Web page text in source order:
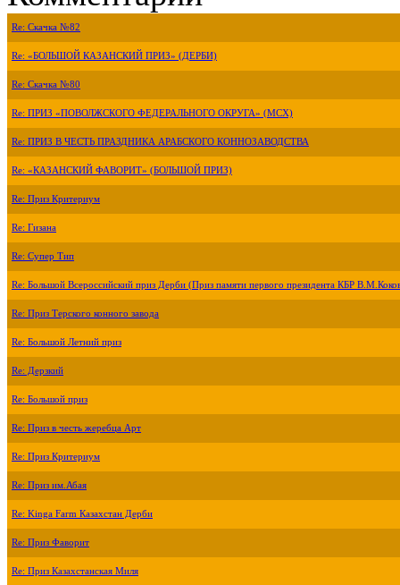
Re: Скачка №82
Re: «БОЛЬШОЙ КАЗАНСКИЙ ПРИЗ» (ДЕРБИ)
Re: Скачка №80
Re: ПРИЗ «ПОВОЛЖСКОГО ФЕДЕРАЛЬНОГО ОКРУГА» (МСХ)
Re: ПРИЗ В ЧЕСТЬ ПРАЗДНИКА АРАБСКОГО КОННОЗАВОДСТВА
Re: «КАЗАНСКИЙ ФАВОРИТ» (БОЛЬШОЙ ПРИЗ)
Re: Приз Критериум
Re: Гизана
Re: Супер Тип
Re: Большой Всероссийский приз Дерби (Приз памяти первого президента КБР
Re: Приз Терского конного завода
Re: Большой Летний приз
Re: Дерзкий
Re: Большой приз
Re: Приз в честь жеребца Арт
Re: Приз Критериум
Re: Приз им.Абая
Re: Kinga Farm Казахстан Дерби
Re: Приз Фаворит
Re: Приз Казахстанская Миля